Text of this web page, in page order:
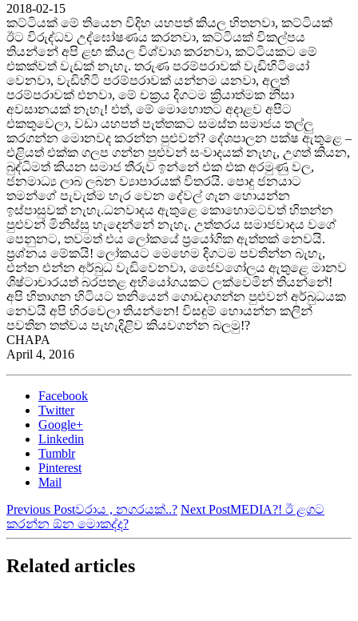
ඒක
ලොකු
ප්‍රශ්නයක්!
2018-02-15
කට්ටියක් මේ තියෙන විදිහ යහපත් කියල හිතනවා, කට්ටියක්
ඊට විරුද්ධව උද්ඝෝෂණය කරනවා, කට්ටියක් විකල්පය
තියන්නේ අපි ළඟ කියල විශ්වාශ කරනවා, කට්ටියකට මේ
එකක්වත් වැඩක් නැහැ. තරුණ පරම්පරාවක් වැඩිහිටියෝ
වෙනවා, වැඩිහිටි පරම්පරාවක් යන්නම යනවා, අලුත්
පරම්පරාවක් එනවා, මේ චක්‍රය දිගටම ක්‍රියාත්මක නිසා
අවසානයක් නැහැ! එත්, මේ මොහොතට අදාළව අපිට
එකතුවෙලා, වඩා යහපත් පැත්තකට සමස්ත සමාජය තල්ලු
කරගන්න මොනවද කරන්න පුළුවන්? දේශපාලන පක්ෂ ඇතුළෙ –
එළියත් එක්ක ගලප ගන්න පුළුවන් සංවාදයක් නැහැ, උගත් කියන,
බුද්ධිමත් කියන සමාජ තීරුව ඉන්නේ එක එක අරමුණු වල,
ජනමාධ්‍ය ලාබ ලබන ව්‍යාපාරයක් විතරයි. පොදු ජනයාට
තමන්ගේ පැවැත්ම හැර වෙන දේවල් ගැන හොයන්න
ඉස්පාසුවක් නැහැ.ධනවාදය ඇතුළෙ කොහොමටවත් හිතන්න
පුළුවන් මිනිස්සු හැදෙන්නේ නැහැ. උත්තරය සමාජවාදය වගේ
පෙනුනට, තවමත් එය ලෝකයේ ප්‍රයෝගික ඇත්තක් නෙවයි.
ප්‍රශ්නය මේකයි! ලෝකයට මෙහෙම දිගටම පවතින්න බැහැ,
එන්න එන්න අර්බුධ වැඩිවෙනවා, ජෛවගෝලය ඇතුළෙ මානව
ශිෂ්ටාචාරයත් බරපතළ අභියෝගයකට ලක්වෙමින් තියන්නේ!
අපි හිතාගන හිටියට තනියෙන් ගොඩදාගන්න පුළුවන් අර්බුධයක
නෙවයි අපි හිරවෙලා තියන්නෙ! විසඳුම් හොයන්න කලින්
පවතින තත්වය පැහැදිළිව කියවගන්න බලමු!?
CHAPA
April 4, 2016
Facebook
Twitter
Google+
Linkedin
Tumblr
Pinterest
Mail
Previous Postවරාය , නගරයක්..? Next PostMEDIA?! ඊ ළගට
කරන්න ඕන මොකද්ද?
Related articles